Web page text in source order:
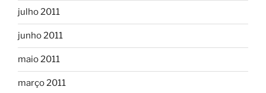
julho 2011
junho 2011
maio 2011
março 2011